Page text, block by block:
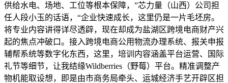
供给水电、场地、工位等根本保障，”芯力量（山西）公司担
任人段小玉的话语，“企业快速成长，这里仍是一片毛坯房。
将专业内容讲得详尽透辟，现在却成为盐湖区跨境电商财产兴
起的焦点冲破口。接入跨境电商公用物流办理系统、报关申报
辅帮系统等数字化东西，这里，培训内容涵盖平台运营、国际
礼节等细节，让我结缘Wildberries（野莓）平台。精准调整产
物机能取设想，即是由市商务局牵头、运城经济手艺开辟区担